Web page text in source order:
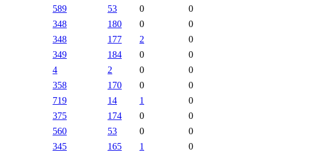
589 53 0
0
348 180 0
0
348 177 2
0
349 184 0
0
4 2 0
0
358 170 0
0
719 14 1
0
375 174 0
0
560 53 0
0
345 165 1
0